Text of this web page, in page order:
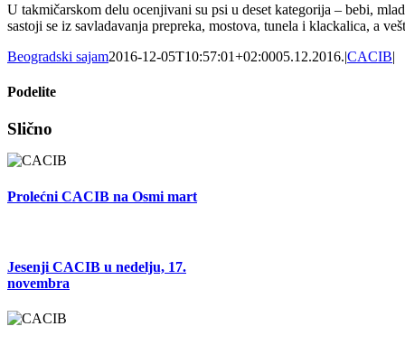
U takmičarskom delu ocenjivani su psi u deset kategorija – bebi,
sastoji se iz savladavanja prepreka, mostova, tunela i klackalica, a
Beogradski sajam2016-12-05T10:57:01+02:0005.12.2016.|CACIB|
Podelite
Facebook
X
Tumblr
Pinterest
Email
Slično
Prolećni CACIB na Osmi mart
Jesenji CACIB u nedelju, 17.
novembra